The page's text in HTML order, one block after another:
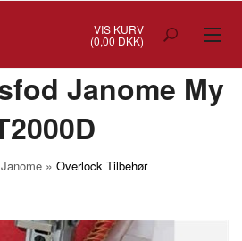
VIS KURV
(0,00 DKK)
Janome My
Janome » Overlock Tilbehør